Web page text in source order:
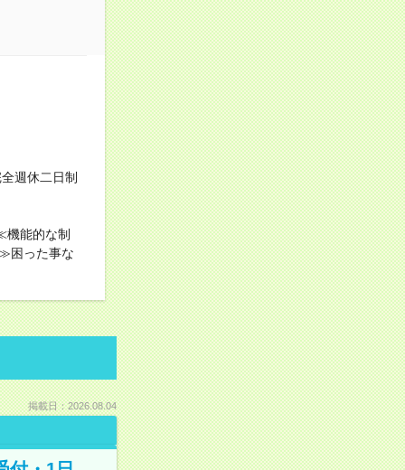
週休二日制
機能的な制
困った事な
掲載日：2026.08.04